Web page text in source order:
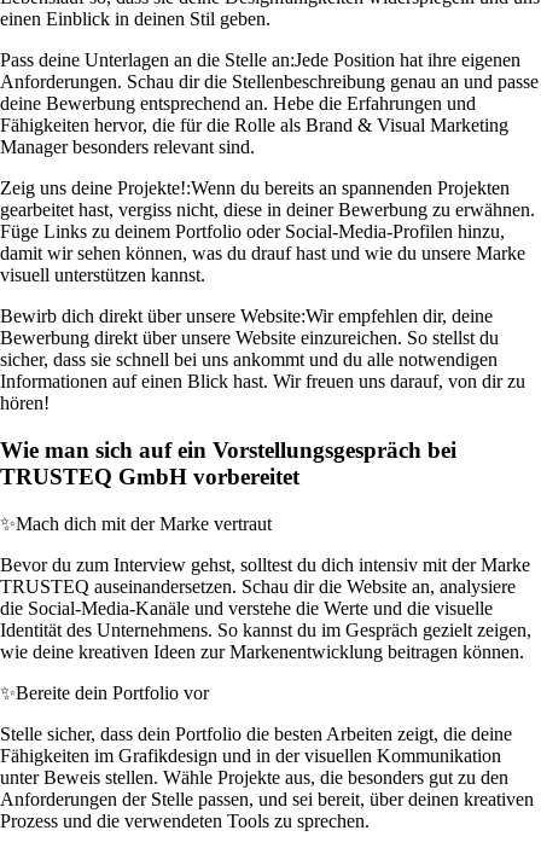
einen Einblick in deinen Stil geben.
Pass deine Unterlagen an die Stelle an:Jede Position hat ihre eigenen
Anforderungen. Schau dir die Stellenbeschreibung genau an und passe
deine Bewerbung entsprechend an. Hebe die Erfahrungen und
Fähigkeiten hervor, die für die Rolle als Brand & Visual Marketing
Manager besonders relevant sind.
Zeig uns deine Projekte!:Wenn du bereits an spannenden Projekten
gearbeitet hast, vergiss nicht, diese in deiner Bewerbung zu erwähnen.
Füge Links zu deinem Portfolio oder Social-Media-Profilen hinzu,
damit wir sehen können, was du drauf hast und wie du unsere Marke
visuell unterstützen kannst.
Bewirb dich direkt über unsere Website:Wir empfehlen dir, deine
Bewerbung direkt über unsere Website einzureichen. So stellst du
sicher, dass sie schnell bei uns ankommt und du alle notwendigen
Informationen auf einen Blick hast. Wir freuen uns darauf, von dir zu
hören!
Wie man sich auf ein Vorstellungsgespräch bei
TRUSTEQ GmbH vorbereitet
✨Mach dich mit der Marke vertraut
Bevor du zum Interview gehst, solltest du dich intensiv mit der Marke
TRUSTEQ auseinandersetzen. Schau dir die Website an, analysiere
die Social-Media-Kanäle und verstehe die Werte und die visuelle
Identität des Unternehmens. So kannst du im Gespräch gezielt zeigen,
wie deine kreativen Ideen zur Markenentwicklung beitragen können.
✨Bereite dein Portfolio vor
Stelle sicher, dass dein Portfolio die besten Arbeiten zeigt, die deine
Fähigkeiten im Grafikdesign und in der visuellen Kommunikation
unter Beweis stellen. Wähle Projekte aus, die besonders gut zu den
Anforderungen der Stelle passen, und sei bereit, über deinen kreativen
Prozess und die verwendeten Tools zu sprechen.